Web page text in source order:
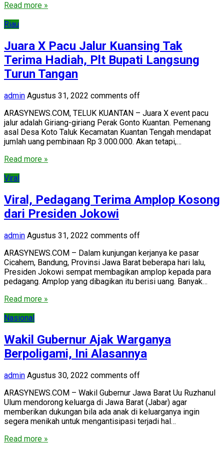
Read more »
Riau
Juara X Pacu Jalur Kuansing Tak
Terima Hadiah, Plt Bupati Langsung
Turun Tangan
admin Agustus 31, 2022 comments off
ARASYNEWS.COM, TELUK KUANTAN – Juara X event pacu
jalur adalah Giriang-giriang Perak Gonto Kuantan. Pemenang
asal Desa Koto Taluk Kecamatan Kuantan Tengah mendapat
jumlah uang pembinaan Rp 3.000.000. Akan tetapi,…
Read more »
Viral
Viral, Pedagang Terima Amplop Kosong
dari Presiden Jokowi
admin Agustus 31, 2022 comments off
ARASYNEWS.COM – Dalam kunjungan kerjanya ke pasar
Cicahem, Bandung, Provinsi Jawa Barat beberapa hari lalu,
Presiden Jokowi sempat membagikan amplop kepada para
pedagang. Amplop yang dibagikan itu berisi uang. Banyak…
Read more »
Nasional
Wakil Gubernur Ajak Warganya
Berpoligami, Ini Alasannya
admin Agustus 30, 2022 comments off
ARASYNEWS.COM – Wakil Gubernur Jawa Barat Uu Ruzhanul
Ulum mendorong keluarga di Jawa Barat (Jabar) agar
memberikan dukungan bila ada anak di keluarganya ingin
segera menikah untuk mengantisipasi terjadi hal…
Read more »